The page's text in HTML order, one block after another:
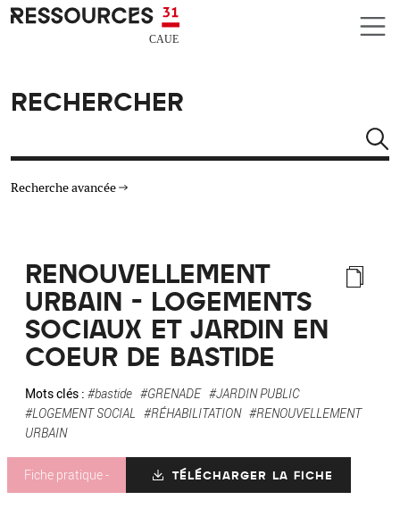
Aller au contenu principal
CAUE RESSOURCES 31
RECHERCHER
Recherche avancée
TYPE DE RESSOURCES
MATÉRIAUX
RENOUVELLEMENT
URBAIN - LOGEMENTS
SOCIAUX ET JARDIN EN
COEUR DE BASTIDE
Mots clés : #bastide #GRENADE #JARDIN PUBLIC
#LOGEMENT SOCIAL #RÉHABILITATION #RENOUVELLEMENT
URBAIN
Fiche pratique - TÉLÉCHARGER LA FICHE